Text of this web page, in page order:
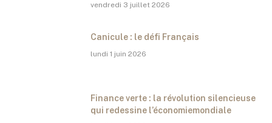
vendredi 3 juillet 2026
Canicule : le défi Français
lundi 1 juin 2026
Finance verte : la révolution silencieuse
qui redessine l’économiemondiale